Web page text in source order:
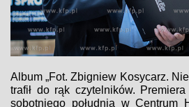
Album „Fot. Zbigniew Kosycarz.
trafił do rąk czytelników.
sobotniego południa w Centrum